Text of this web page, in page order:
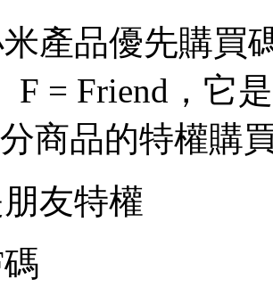
產品優先購買
F = Friend，它
商品的特權購
友特權